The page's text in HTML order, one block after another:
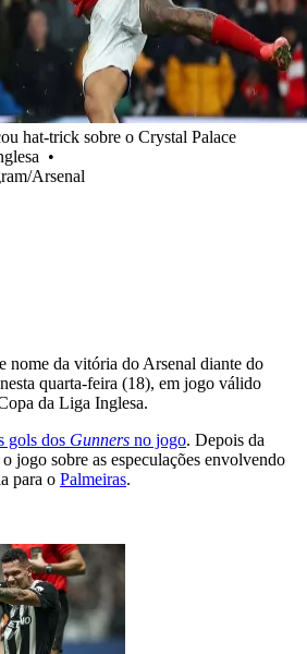
hat-trick sobre o Crystal Palace
•
Arsenal
nome da vitória do Arsenal diante do
quarta-feira (18), em jogo válido
da Liga Inglesa.
gols dos Gunners no jogo. Depois da
jogo sobre as especulações envolvendo
para o Palmeiras.